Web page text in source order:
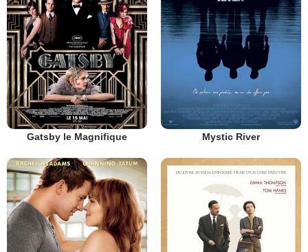
Gatsby le Magnifique Mystic River